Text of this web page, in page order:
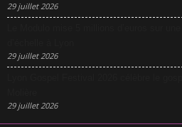
29 juillet 2026
29 juillet 2026
29 juillet 2026